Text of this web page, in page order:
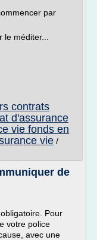
par
méditer...
contrats
d'assurance
vie fonds en
vie /
de
Pour
votre police
avec une